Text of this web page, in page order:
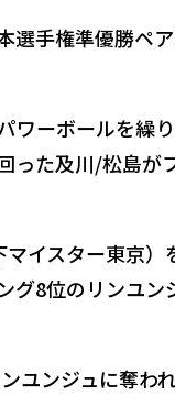
選手権準優勝ペ
ワーボールを繰
った及川/松島が
イスター東京）
グ8位のリンユ
ユンジュに奪わ